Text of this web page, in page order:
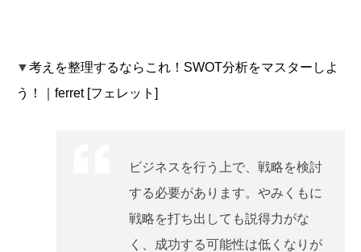
▼考えを整理するならこれ！SWOT分析をマスターしよ
う！｜ferret [フェレット]
ビジネスを行う上で、戦略を検討
する必要があります。やみくもに
戦略を打ち出しても説得力がな
く、成功する可能性は低くなりが